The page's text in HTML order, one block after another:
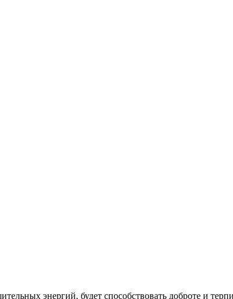
энергий, будет способствовать доброте и